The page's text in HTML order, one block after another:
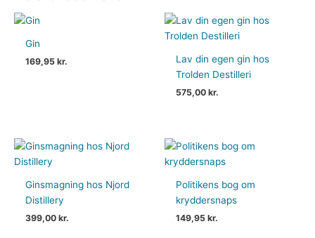
Gin
169,95kr.
Lav din egen gin hos
Trolden Destilleri
575,00kr.
Ginsmagning hos Njord
Distillery
399,00kr.
Politikens bog om
kryddersnaps
149,95kr.